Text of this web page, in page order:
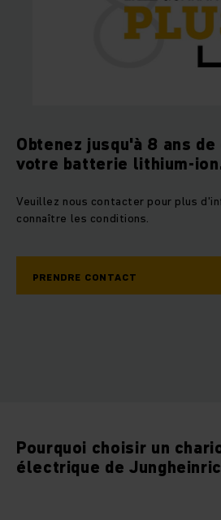
Obtenez jusqu'à 8 ans
votre batterie lithium-
Veuillez nous contacter pour plus
connaître les conditions.
PRENDRE CONTACT
Pourquoi choisir un
électrique de